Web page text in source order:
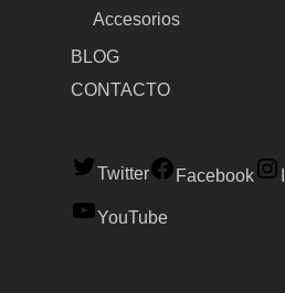
Accesorios
BLOG
CONTACTO
Twitter Facebook
YouTube